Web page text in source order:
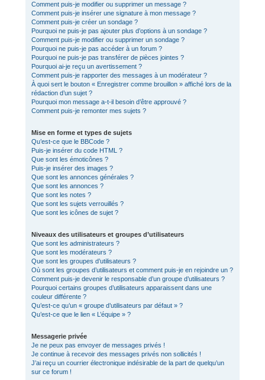
Comment puis-je modifier ou supprimer un message ?
Comment puis-je insérer une signature à mon message ?
Comment puis-je créer un sondage ?
Pourquoi ne puis-je pas ajouter plus d’options à un sondage ?
Comment puis-je modifier ou supprimer un sondage ?
Pourquoi ne puis-je pas accéder à un forum ?
Pourquoi ne puis-je pas transférer de pièces jointes ?
Pourquoi ai-je reçu un avertissement ?
Comment puis-je rapporter des messages à un modérateur ?
À quoi sert le bouton « Enregistrer comme brouillon » affiché lors de la
rédaction d’un sujet ?
Pourquoi mon message a-t-il besoin d’être approuvé ?
Comment puis-je remonter mes sujets ?
Mise en forme et types de sujets
Qu’est-ce que le BBCode ?
Puis-je insérer du code HTML ?
Que sont les émoticônes ?
Puis-je insérer des images ?
Que sont les annonces générales ?
Que sont les annonces ?
Que sont les notes ?
Que sont les sujets verrouillés ?
Que sont les icônes de sujet ?
Niveaux des utilisateurs et groupes d’utilisateurs
Que sont les administrateurs ?
Que sont les modérateurs ?
Que sont les groupes d’utilisateurs ?
Où sont les groupes d’utilisateurs et comment puis-je en rejoindre un ?
Comment puis-je devenir le responsable d’un groupe d’utilisateurs ?
Pourquoi certains groupes d’utilisateurs apparaissent dans une
couleur différente ?
Qu’est-ce qu’un « groupe d’utilisateurs par défaut » ?
Qu’est-ce que le lien « L’équipe » ?
Messagerie privée
Je ne peux pas envoyer de messages privés !
Je continue à recevoir des messages privés non sollicités !
J’ai reçu un courrier électronique indésirable de la part de quelqu’un
sur ce forum !